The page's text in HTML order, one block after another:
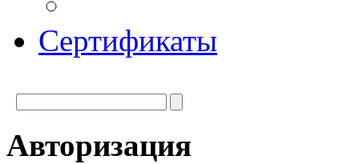
Сертификаты
Авторизация